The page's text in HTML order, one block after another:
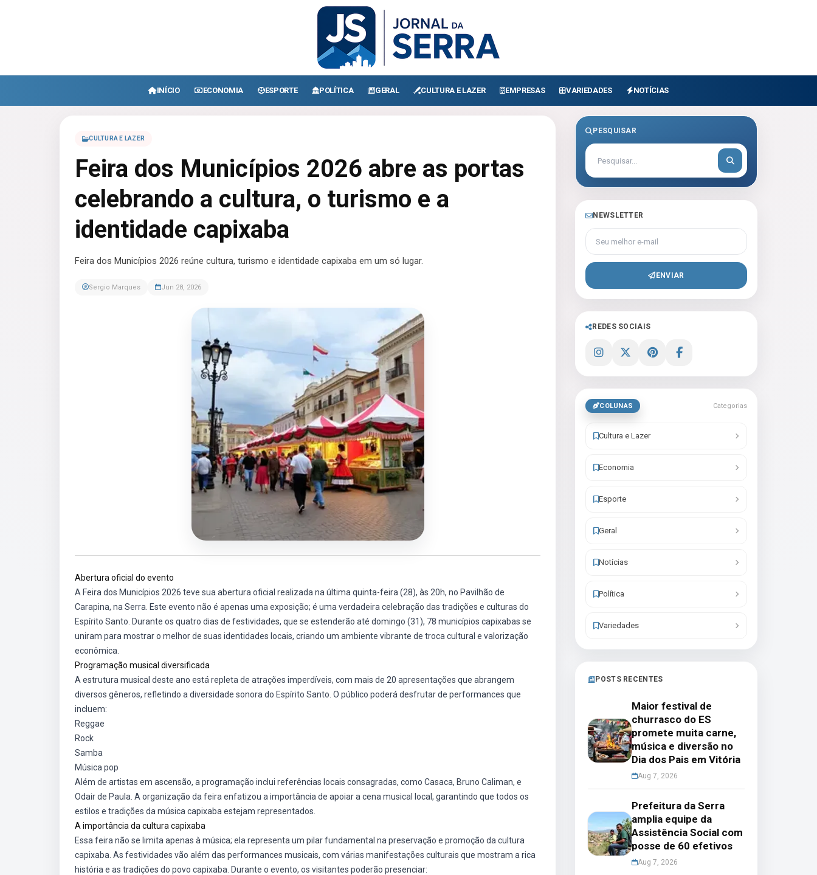
INÍCIO ECONOMIA ESPORTE POLÍTICA GERAL CULTURA E LAZER EMPRESAS VARIEDADES NOTÍCIAS
CULTURA E LAZER
Feira dos Municípios 2026 abre as portas
celebrando a cultura, o turismo e a
identidade capixaba
Feira dos Municípios 2026 reúne cultura, turismo e identidade capixaba em um só lugar.
Sergio Marques Jun 28, 2026
Abertura oficial do evento
A Feira dos Municípios 2026 teve sua abertura oficial realizada na última quinta-feira (28), às 20h, no Pavilhão de
Carapina, na Serra. Este evento não é apenas uma exposição; é uma verdadeira celebração das tradições e culturas do
Espírito Santo. Durante os quatro dias de festividades, que se estenderão até domingo (31), 78 municípios capixabas se
uniram para mostrar o melhor de suas identidades locais, criando um ambiente vibrante de troca cultural e valorização
econômica.
Programação musical diversificada
A estrutura musical deste ano está repleta de atrações imperdíveis, com mais de 20 apresentações que abrangem
diversos gêneros, refletindo a diversidade sonora do Espírito Santo. O público poderá desfrutar de performances que
incluem:
Reggae
Rock
Samba
Música pop
Além de artistas em ascensão, a programação inclui referências locais consagradas, como Casaca, Bruno Caliman, e
Odair de Paula. A organização da feira enfatizou a importância de apoiar a cena musical local, garantindo que todos os
estilos e tradições da música capixaba estejam representados.
A importância da cultura capixaba
Essa feira não se limita apenas à música; ela representa um pilar fundamental na preservação e promoção da cultura
capixaba. As festividades vão além das performances musicais, com várias manifestações culturais que mostram a rica
história e as tradições do povo capixaba. Durante o evento, os visitantes poderão presenciar:
PESQUISAR
NEWSLETTER
Seu melhor e-mail
ENVIAR
REDES SOCIAIS
COLUNAS Categorias
Cultura e Lazer
Economia
Esporte
Geral
Notícias
Política
Variedades
POSTS RECENTES
Maior festival de
churrasco do ES
promete muita carne,
música e diversão no
Dia dos Pais em Vitória
Aug 7, 2026
Prefeitura da Serra
amplia equipe da
Assistência Social com
posse de 60 efetivos
Aug 7, 2026